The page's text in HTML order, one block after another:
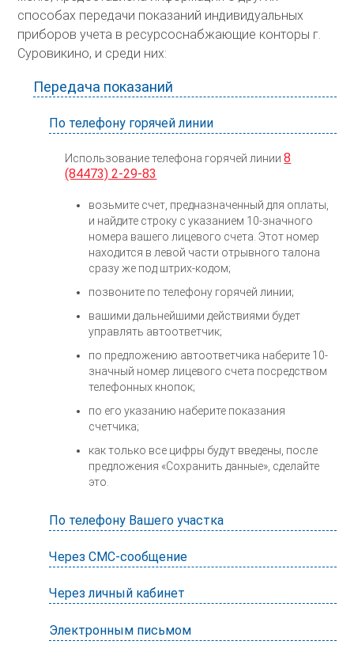
способах передачи показаний индивидуальных
приборов учета в ресурсоснабжающие конторы г.
Суровикино, и среди них:
Передача показаний
По телефону горячей линии
Использование телефона горячей линии8
(84473) 2-29-83
возьмите счет, предназначенный для оплаты,
и найдите строку с указанием 10-значного
номера вашего лицевого счета. Этот номер
находится в левой части отрывного талона
сразу же под штрих-кодом;
позвоните по телефону горячей линии;
вашими дальнейшими действиями будет
управлять автоответчик;
по предложению автоответчика наберите 10-
значный номер лицевого счета посредством
телефонных кнопок;
по его указанию наберите показания
счетчика;
как только все цифры будут введены, после
предложения «Сохранить данные», сделайте
это.
По телефону Вашего участка
Через СМС-сообщение
Через личный кабинет
Электронным письмом